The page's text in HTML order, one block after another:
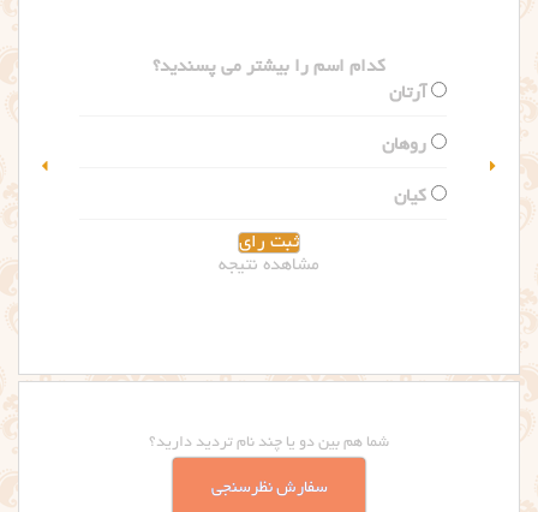
مشاهده نتیجه
شما هم بین دو یا چند نام تردید دارید؟
سفارش نظرسنجی